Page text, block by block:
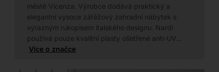
městě Vicenza. Výrobce dodává praktický a
elegantní vysoce zátěžový zahradní nábytek s
výrazným rukopisem italského designu. Nardi
používá pouze kvalitní plasty ošetřené anti-UV…
Více o značce